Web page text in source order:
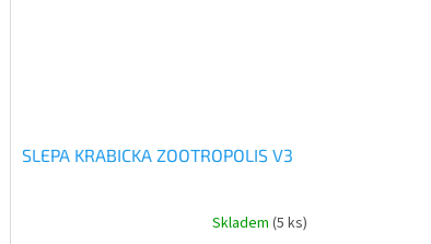
SLEPA KRABICKA ZOOTROPOLIS V3
Skladem (5 ks)